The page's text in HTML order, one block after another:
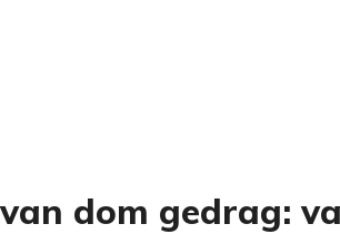
dom gedrag: